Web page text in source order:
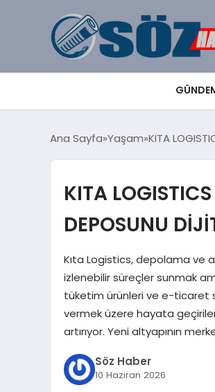
Ana Sayfa Yaşam KITA
KITA
DEPOSUNU
Kıta Logistics, depolama ve
izlenebilir süreçler sunmak
tüketim ürünleri ve e-ticaret
vermek üzere hayata
artırıyor. Yeni altyapının
Söz Haber
10 Haziran 2026